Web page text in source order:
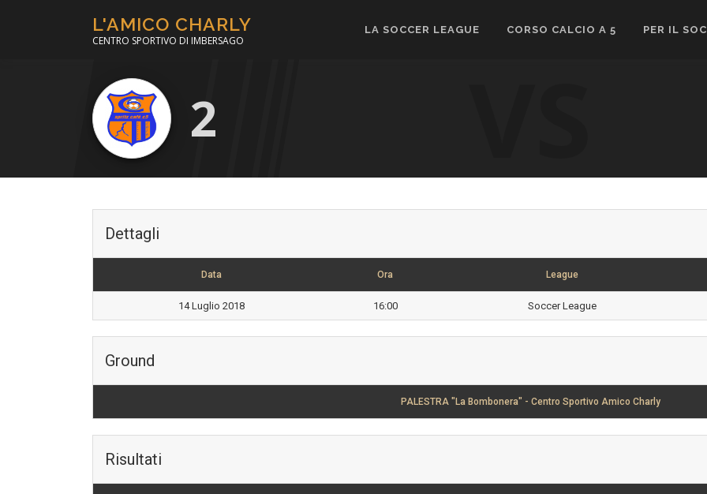
L'AMICO CHARLY
CENTRO SPORTIVO DI IMBERSAGO
LA SOCCER LEAGUE CORSO CALCIO A 5 PER IL
2
Dettagli
Data Ora League
14 Luglio 2018 16:00 Soccer League
Ground
PALESTRA "La Bombonera" - Centro Sportivo Amico Charly
Risultati